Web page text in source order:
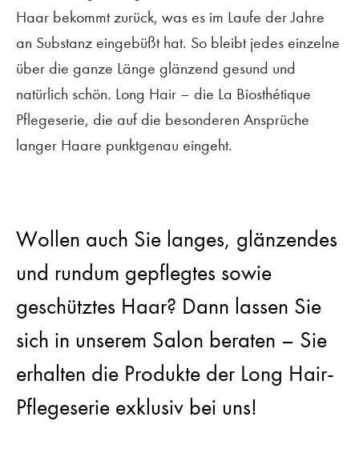
Haar bekommt zurück, was es im Laufe der Jahre
an Substanz eingebüßt hat. So bleibt jedes einzelne
über die ganze Länge glänzend gesund und
natürlich schön. Long Hair – die La Biosthétique
Pflegeserie, die auf die besonderen Ansprüche
langer Haare punktgenau eingeht.
Wollen auch Sie langes, glänzendes
und rundum gepflegtes sowie
geschütztes Haar? Dann lassen Sie
sich in unserem Salon beraten – Sie
erhalten die Produkte der Long Hair-
Pflegeserie exklusiv bei uns!